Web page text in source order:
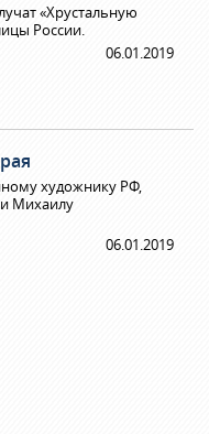
«Хрустальную
России.
06.01.2019
художнику РФ,
Михаилу
06.01.2019